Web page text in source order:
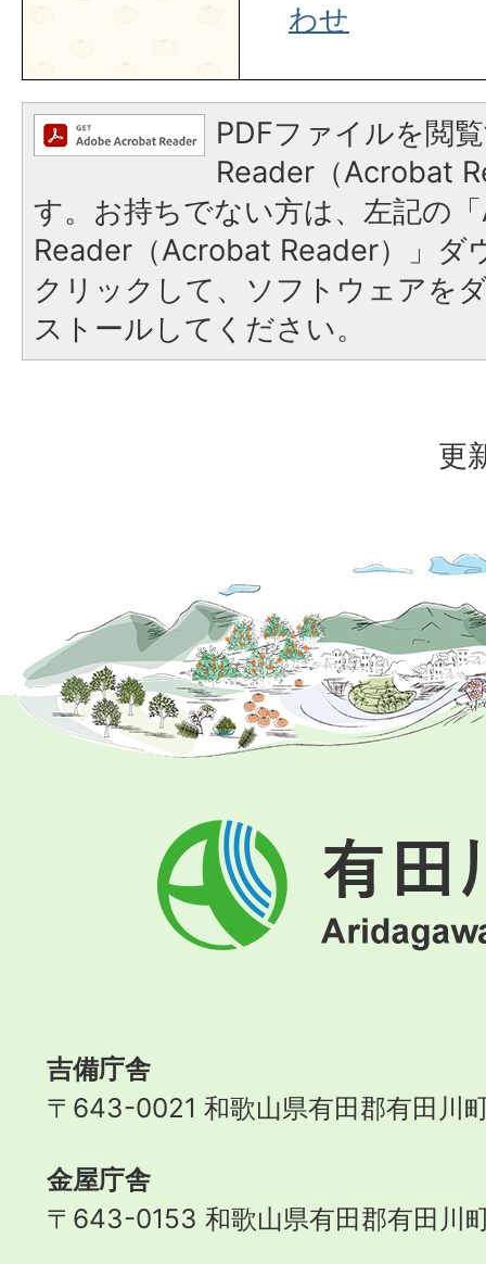
わせ
PDFファイルを閲
Reader（Acrobat
す。お持ちでない方は、左記の
Reader（Acrobat Reader）」ダ
クリックして、ソフトウェアを
ストールしてください。
更
有
田
川
町
吉備庁舎
〒643-0021 和歌山県有田郡有田川
金屋庁舎
〒643-0153 和歌山県有田郡有田川